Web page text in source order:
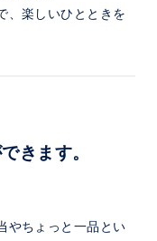
、楽しいひとときを
きます。
やちょっと一品とい